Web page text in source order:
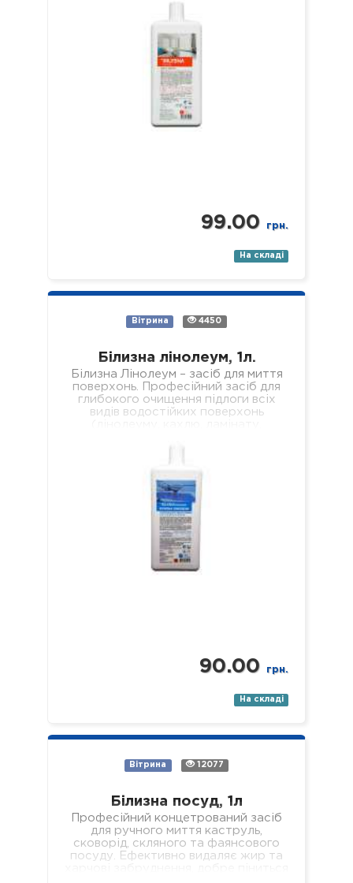
профілю). Властивості: -
99.00 грн.
На складі
Вітрина 4450
Білизна лінолеум, 1л.
Білизна Лінолеум – засіб для миття
поверхонь. Професійний засіб для
глибокого очищення підлоги всіх
видів водостійких поверхонь
90.00 грн.
На складі
Вітрина 12077
Білизна посуд, 1л
Професійний концетрований засіб
для ручного миття каструль,
сковорід, скляного та фаянсового
посуду. Ефективно видаляє жир та